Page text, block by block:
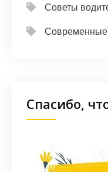
Советы
Современные
Спасибо,